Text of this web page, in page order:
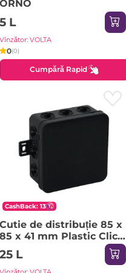
ORNO
5 L
Vînzător: VOLTA
0(0)
Cumpără Rapid
CashBack: 13
Cutie de distribuție 85 x
85 x 41 mm Plastic Click
ORNO
25 L